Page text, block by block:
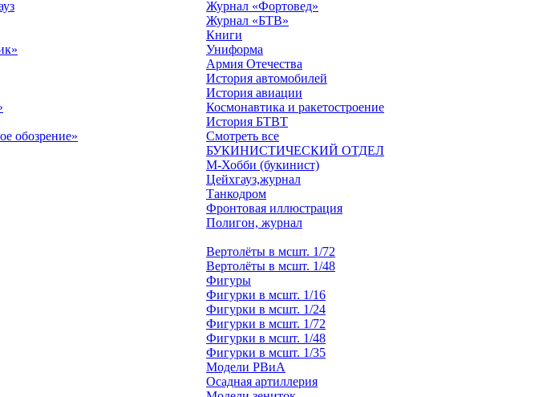
обозрение»
Журнал «Фортовед»
Журнал «БТВ»
Книги
Униформа
Армия Отечества
История автомобилей
История авиации
Космонавтика и ракетостроение
История БТВТ
Смотреть все
БУКИНИСТИЧЕСКИЙ ОТДЕЛ
М-Хобби (букинист)
Цейхгауз,журнал
Танкодром
Фронтовая иллюстрация
Полигон, журнал
Вертолёты в мсшт. 1/72
Вертолёты в мсшт. 1/48
Фигуры
Фигурки в мсшт. 1/16
Фигурки в мсшт. 1/24
Фигурки в мсшт. 1/72
Фигурки в мсшт. 1/48
Фигурки в мсшт. 1/35
Модели РВиА
Осадная артиллерия